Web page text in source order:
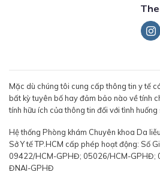
Mặc dù chúng tôi cung cấp thông tin y tế
bất kỳ tuyên bố hay đảm bảo nào về tính
tính hữu ích của thông tin đối với tình huống
Hệ thống Phòng khám Chuyên khoa Da
Sở Y tế TP.HCM cấp phép hoạt động: Số
09422/HCM-GPHĐ; 05026/HCM-GPHĐ;
ĐNAI-GPHĐ